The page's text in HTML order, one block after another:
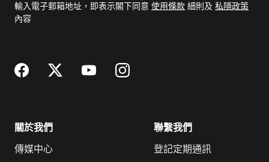
郵
輸入電子郵箱地址，即表示閣下同意 使用條款 細則及 私隱政策
內容
關於我們
傳媒中心
聯繫我們
登記定期通訊